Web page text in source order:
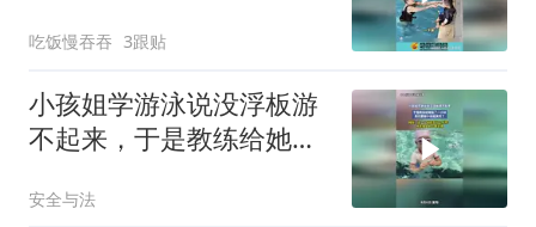
吃饭慢吞吞 3跟贴
小孩姐学游泳说没浮板游
不起来，于是教练给她抠
姐笑死了
安全与法